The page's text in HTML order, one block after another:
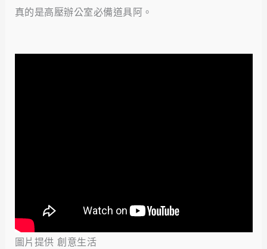
真的是高壓辦公室必備道具阿。
圖片提供 創意生活